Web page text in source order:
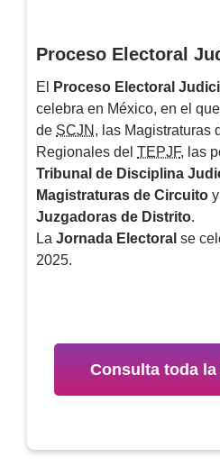
Proceso Electoral
El Proceso Electoral
celebra en México, en el
de SCJN , las Magistraturas
Regionales del TEPJF, las
Tribunal de Disciplina
Magistraturas de Circuito
Juzgadoras de Distrito.
La Jornada Electoral se
2025.
Consulta toda